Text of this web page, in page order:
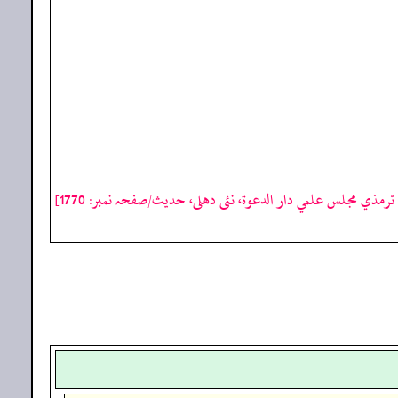
مجلس علمي دار الدعوة، نئى دهلى، حدیث/صفحہ نمبر: 1770]